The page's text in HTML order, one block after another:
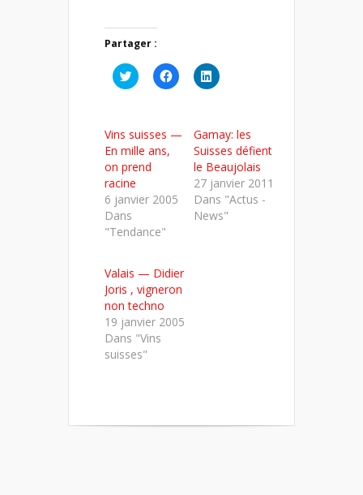
Partager :
Cliquez
pour
une
nouvelle
fenêtre)
Cliquez
pour
une
nouvelle
fenêtre)
Cliquez
pour
dans
une
nouvelle
fenêtre)
Vins suisses —
En mille ans,
on prend
racine
6 janvier 2005
Dans
"Tendance"
Gamay: les
Suisses défient
le Beaujolais
27 janvier 2011
Dans "Actus -
News"
Valais — Didier
Joris , vigneron
non techno
19 janvier 2005
Dans "Vins
suisses"